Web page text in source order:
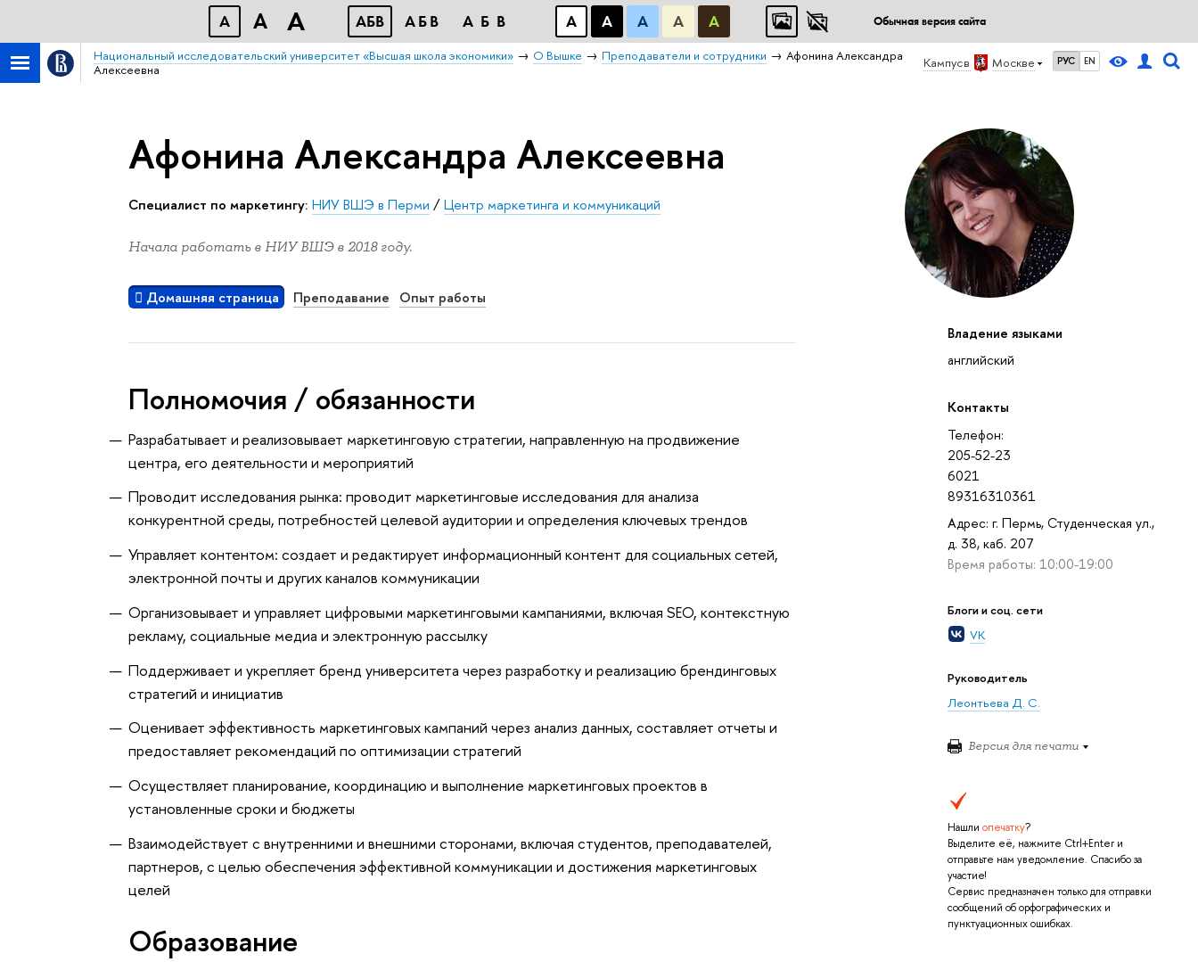
A A A АБB АБB АБB А А А А А Обычная версия сайта
Кампус в Москве РУС EN
Национальный исследовательский университет «Высшая школа экономики» О Вышке Преподаватели и сотрудники
Афонина Александра
Алексеевна
Владение языками
английский
Контакты
Телефон:
205-52-23
6021
89316310361
Адрес: г. Пермь, Студенческая ул.,
д. 38, каб. 207
Время работы: 10:00-19:00
Блоги и соц. сети
VK
Руководитель
Леонтьева Д. С.
Версия для печати
Нашли опечатку?
Выделите её, нажмите Ctrl+Enter и
отправьте нам уведомление. Спасибо за
участие!
Сервис предназначен только для отправки
сообщений об орфографических и
пунктуационных ошибках.
Афонина Александра Алексеевна
Специалист по маркетингу: НИУ ВШЭ в Перми /Центр маркетинга и коммуникаций
Начала работать в НИУ ВШЭ в 2018 году.
Домашняя страница Преподавание Опыт работы
Полномочия / обязанности
Разрабатывает и реализовывает маркетинговую стратегии, направленную на продвижение
центра, его деятельности и мероприятий
Проводит исследования рынка: проводит маркетинговые исследования для анализа
конкурентной среды, потребностей целевой аудитории и определения ключевых трендов
Управляет контентом: создает и редактирует информационный контент для социальных сетей,
электронной почты и других каналов коммуникации
Организовывает и управляет цифровыми маркетинговыми кампаниями, включая SEO, контекстную
рекламу, социальные медиа и электронную рассылку
Поддерживает и укрепляет бренд университета через разработку и реализацию брендинговых
стратегий и инициатив
Оценивает эффективность маркетинговых кампаний через анализ данных, составляет отчеты и
предоставляет рекомендаций по оптимизации стратегий
Осуществляет планирование, координацию и выполнение маркетинговых проектов в
установленные сроки и бюджеты
Взаимодействует с внутренними и внешними сторонами, включая студентов, преподавателей,
партнеров, с целью обеспечения эффективной коммуникации и достижения маркетинговых
целей
Oбразование